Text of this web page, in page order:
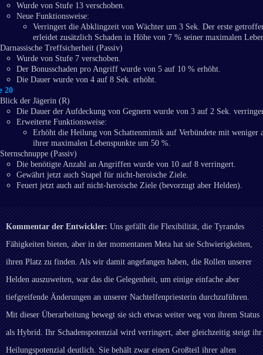
Wurde von Stufe 13 verschoben.
Neue Funktionsweise:
Verringert die Abklingzeit von Wächter um 3 Sek. Der erste
erleidet zusätzlich Schaden in Höhe von 7 % seiner maximalen
Darnassische Treffsicherheit (Passiv)
Wurde von Stufe 7 verschoben.
Der Bonusschaden pro Angriff wurde von 5 auf 10 % erhöht.
Die Dauer wurde von 4 auf 8 Sek. erhöht.
20
Blick der Jägerin (R)
Die Dauer der Aufdeckung von Gegnern wurde von 3 auf 2 Sek.
Erweiterte Funktionsweise:
Erhöht die Heilung von Schattenmimik auf Verbündete mit weniger
ihrer maximalen Lebenspunkte um 50 %.
Sternschnuppe (Passiv)
Die benötigte Anzahl an Angriffen wurde von 10 auf 8 verringert.
Gewährt jetzt auch Stapel für nicht-heroische Ziele.
Feuert jetzt auch auf nicht-heroische Ziele (bevorzugt aber Helden).
Kommentar der Entwickler: Uns gefällt die Flexibilität, die Tyrandes
Fähigkeiten bieten, aber in der momentanen Meta hat sie Schwierigkeiten,
ihren Platz zu finden. Als wir damit angefangen haben, die Rollen unserer
Helden auszuweiten, war das die Gelegenheit, um einige einfache aber
tiefgreifende Änderungen an unserer Nachtelfenpriesterin durchzuführen.
Mit dieser Überarbeitung bewegt sie sich etwas weiter weg von ihrem Status
als Hybrid. Ihr Schadenspotenzial wird verringert, aber gleichzeitig steigt ihr
Heilungspotenzial deutlich. Sie behält zwar einen Großteil ihrer alten